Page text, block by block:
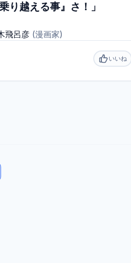
り越える事』さ！」
飛呂彦 (漫画家)
いいね
いいね